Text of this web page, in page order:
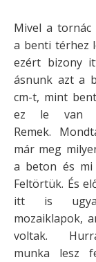
Mivel a tornác
a benti térhez
ezért bizony
ásnunk azt a
cm-t, mint
ez le van
Remek.
már meg
a beton és mi
Feltörtük. És
itt is
mozaiklapok,
voltak.
munka lesz